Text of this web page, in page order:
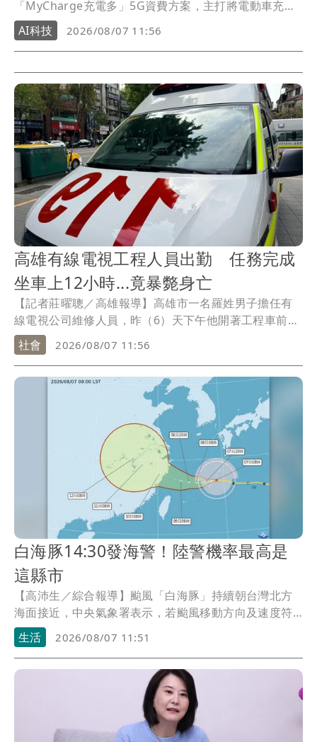
「MyCharge充電多」5G資費方案，主打將電動車充電
權益直接納入電信月租費，申辦月租999元以上指定5G
資費，每月可獲得200元至700元MyCharge充電金，24
個月合約最高可累積16,800元；充電金使用完畢後，每
筆充電訂單結帳還可享最高89折。
AI科技 2026/08/07 11:56
高雄有線電視工程人員出勤 任務完成
坐車上12小時...竟暴斃身亡
【記者莊曜聰／高雄報導】高雄市一名羅姓男子擔任有
線電視公司維修人員，昨（6）天下午他開著工程車前往
三民區維修電信線路，施工結束後他獨自上車，卻沒有
發動引擎離開，直到今天清晨保全看到工程車還在，查
看後覺得不對勁通報警消，但羅男已經明顯死亡，警方
排除外力介入，將報請檢察官相驗釐清確切死因。
社會 2026/08/07 11:56
白海豚14:30發海警！陸警機率最高是
這縣市
【高沛生／綜合報導】颱風「白海豚」持續朝台灣北方
海面接近，中央氣象署表示，若颱風移動方向及速度符
合預測，今（7）日下午2時30分將發布海上颱風警報；
至於陸上颱風警報，目前以馬祖機率最高，預估最快明
（8）日晚間至9日上午發布，本島是否發布仍須視後續
生活 2026/08/07 11:51